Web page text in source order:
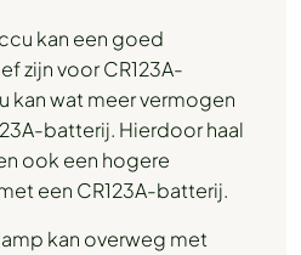
kan een goed
zijn voor CR123A-
kan wat meer vermogen
batterij. Hierdoor haal
ook een hogere
een CR123A-batterij.
kan overweg met